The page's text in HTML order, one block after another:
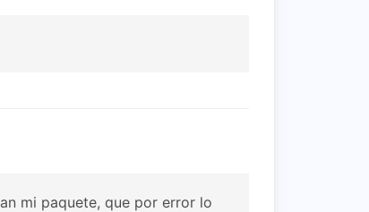
mi paquete, que por error lo